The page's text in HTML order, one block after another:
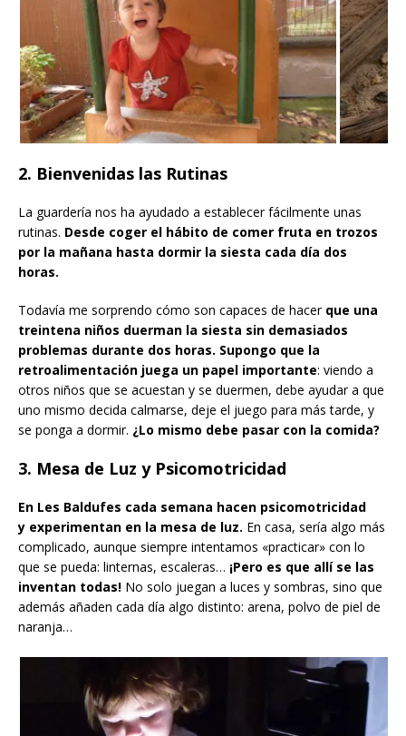
2. Bienvenidas las Rutinas
La guardería nos ha ayudado a establecer fácilmente unas
rutinas. Desde coger el hábito de comer fruta en trozos
por la mañana hasta dormir la siesta cada día dos
horas.
Todavía me sorprendo cómo son capaces de hacer que una
treintena niños duerman la siesta sin demasiados
problemas durante dos horas. Supongo que la
retroalimentación juega un papel importante: viendo a
otros niños que se acuestan y se duermen, debe ayudar a que
uno mismo decida calmarse, deje el juego para más tarde, y
se ponga a dormir. ¿Lo mismo debe pasar con la comida?
3. Mesa de Luz y Psicomotricidad
En Les Baldufes cada semana hacen psicomotricidad
y experimentan en la mesa de luz. En casa, sería algo más
complicado, aunque siempre intentamos «practicar» con lo
que se pueda: linternas, escaleras… ¡Pero es que allí se las
inventan todas! No solo juegan a luces y sombras, sino que
además añaden cada día algo distinto: arena, polvo de piel de
naranja…